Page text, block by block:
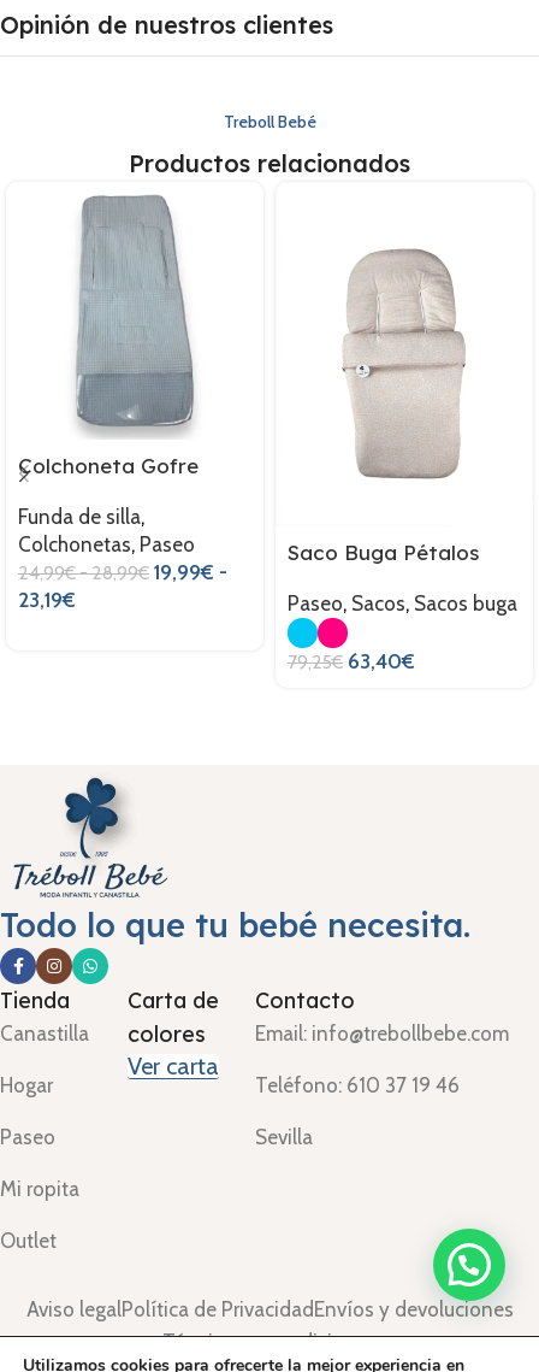
Opinión de nuestros clientes
Treboll Bebé
Productos relacionados
Colchoneta Gofre
Funda de silla,
Colchonetas, Paseo
24,99€-28,99€ 19,99€ -
23,19€
Saco Buga Pétalos
Paseo, Sacos, Sacos buga
79,25€ 63,40€
Todo lo que tu bebé necesita.
Tienda
Canastilla
Hogar
Paseo
Mi ropita
Outlet
Carta de
colores
Ver carta
Contacto
Email: info@trebollbebe.com
Teléfono: 610 37 19 46
Sevilla
Aviso legalPolítica de Privacidad Envíos y devoluciones
Términos y condiciones
Utilizamos cookies para ofrecerte la mejor experiencia en